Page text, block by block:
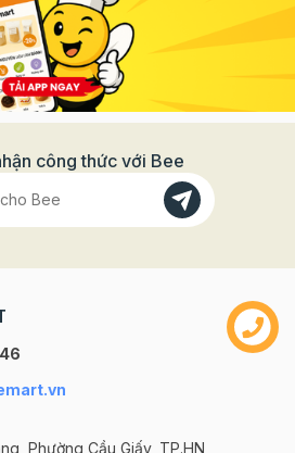
công thức với Bee
Phường Cầu Giấy, TP.HN